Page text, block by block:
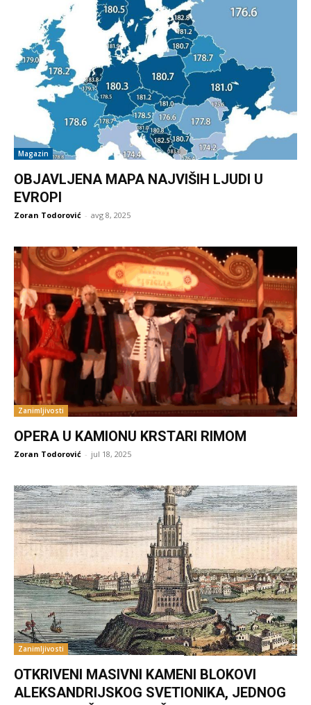
Magazin
OBJAVLJENA MAPA NAJVIŠIH LJUDI U
EVROPI
Zoran Todorović - avg 8, 2025
Zanimljivosti
OPERA U KAMIONU KRSTARI RIMOM
Zoran Todorović - jul 18, 2025
Zanimljivosti
OTKRIVENI MASIVNI KAMENI BLOKOVI
ALEKSANDRIJSKOG SVETIONIKA, JEDNOG